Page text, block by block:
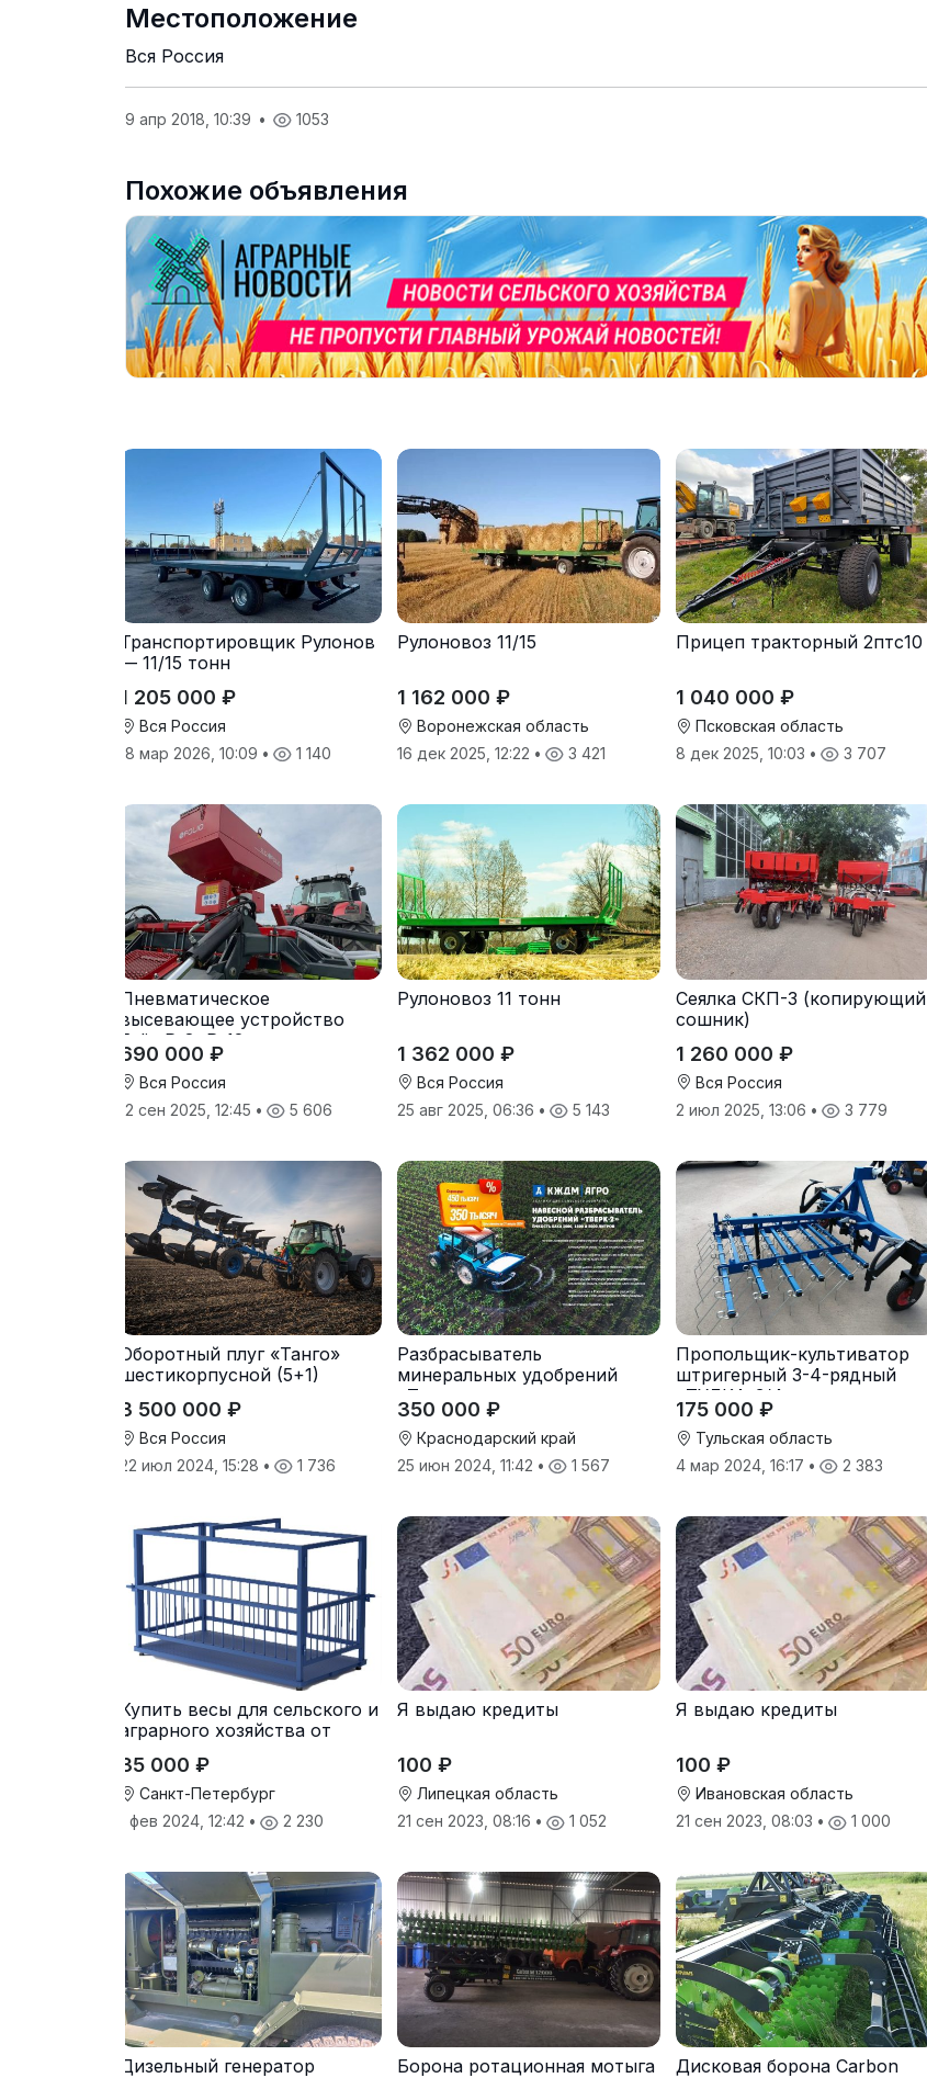
Местоположение
Вся Россия
9 апр 2018, 10:39 • 1053
Похожие объявления
Транспортировщик Рулонов
— 11/15 тонн
1 205 000 ₽
Вся Россия
18 мар 2026, 10:09 • 1 140
Рулоновоз 11/15
1 162 000 ₽
Воронежская область
16 дек 2025, 12:22 • 3 421
Прицеп тракторный 2птс10
1 040 000 ₽
Псковская область
8 дек 2025, 10:03 • 3 707
Пневматическое
высевающее устройство
Folio R-8, R-12
690 000 ₽
Вся Россия
12 сен 2025, 12:45 • 5 606
Рулоновоз 11 тонн
1 362 000 ₽
Вся Россия
25 авг 2025, 06:36 • 5 143
Сеялка СКП-3 (копирующий
сошник)
1 260 000 ₽
Вся Россия
2 июл 2025, 13:06 • 3 779
Оборотный плуг «Танго»
шестикорпусной (5+1)
3 500 000 ₽
Вся Россия
22 июл 2024, 15:28 • 1 736
Разбрасыватель
минеральных удобрений
«Тверк»
350 000 ₽
Краснодарский край
25 июн 2024, 11:42 • 1 567
Пропольщик-культиватор
штригерный 3-4-рядный
«ТУЛКА-3/4»
175 000 ₽
Тульская область
4 мар 2024, 16:17 • 2 383
Купить весы для сельского и
аграрного хозяйства от
35 000 ₽
Санкт-Петербург
1 фев 2024, 12:42 • 2 230
Я выдаю кредиты
100 ₽
Липецкая область
21 сен 2023, 08:16 • 1 052
Я выдаю кредиты
100 ₽
Ивановская область
21 сен 2023, 08:03 • 1 000
Дизельный генератор
Борона ротационная мотыга
Дисковая борона Carbon